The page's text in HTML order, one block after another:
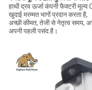
हाथी द्रव ऊर्जा कंपनी फैक्टरी मूल्य
खुदाई मरम्मत भागों प्रदान करता है,
अच्छी कीमत, तेजी से नेतृत्व समय,
अपनी पहली पसंद है।